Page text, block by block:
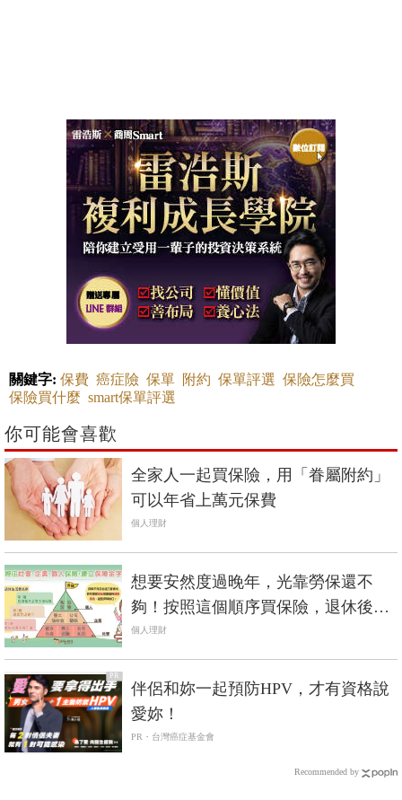
關鍵字: 保費 癌症險 保單 附約 保單評選 保險怎麼買
保險買什麼 smart保單評選
你可能會喜歡
全家人一起買保險，用「眷屬附約」
可以年省上萬元保費
個人理財
想要安然度過晚年，光靠勞保還不
夠！按照這個順序買保險，退休後不
怕沒錢花
個人理財
PR
伴侶和妳一起預防HPV，才有資格說
愛妳！
PR・台灣癌症基金會
Recommended by